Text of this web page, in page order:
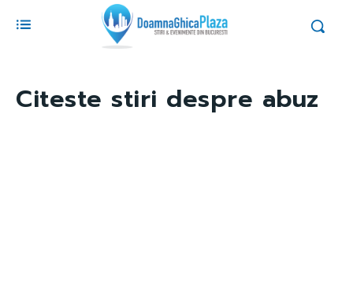
Citeste stiri despre abuz